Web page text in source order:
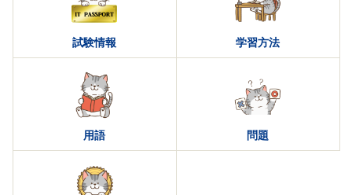
試験情報 学習方法
用語 問題